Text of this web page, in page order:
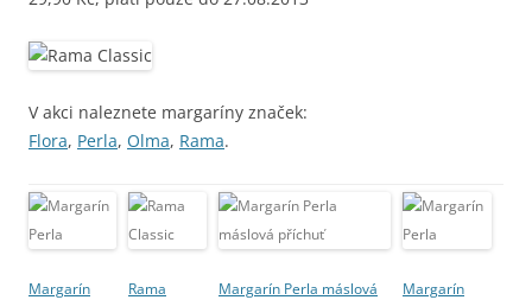
V akci naleznete margaríny značek:
Flora, Perla, Olma, Rama.
Margarín
Rama
Margarín Perla máslová
Margarín